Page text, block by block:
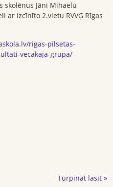
skolēnus Jāni Mihaelu
ar izcīnīto 2.vietu RVVĢ Rīgas
rigas-pilsetas-
vecakaja-grupa/
Turpināt lasīt »